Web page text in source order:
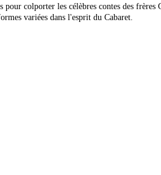
colporter les célèbres contes des
variées dans l'esprit du Cabaret.